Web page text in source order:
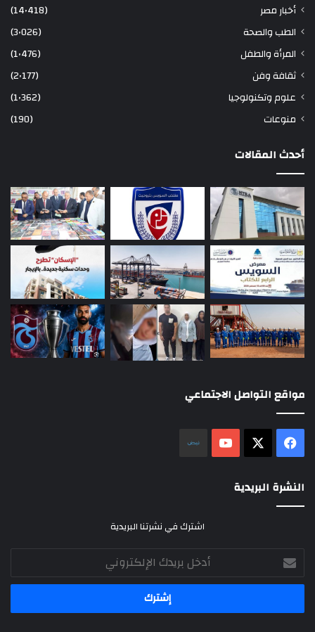
أخبار مصر
(14٬418)
الطب والصحة
(3٬026)
المرأة والطفل
(1٬476)
ثقافة وفن
(2٬177)
علوم وتكنولوجيا
(1٬362)
منوعات
(190)
أحدث المقالات
مواقع التواصل الاجتماعي
فيسبوك ‫YouTube
النشرة البريدية
اشترك في نشرتنا البريدية
أدخل
بريدك
الإلكتروني